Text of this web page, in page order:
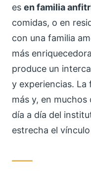
es en familia
comidas, o en
con una familia
más
produce un
y experiencias. La
más y, en
día a día del
estrecha el